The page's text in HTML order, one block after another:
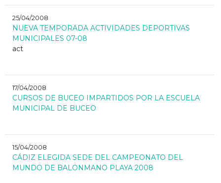
25/04/2008
NUEVA TEMPORADA ACTIVIDADES DEPORTIVAS
MUNICIPALES 07-08
act
17/04/2008
CURSOS DE BUCEO IMPARTIDOS POR LA ESCUELA
MUNICIPAL DE BUCEO
15/04/2008
CÁDIZ ELEGIDA SEDE DEL CAMPEONATO DEL
MUNDO DE BALONMANO PLAYA 2008